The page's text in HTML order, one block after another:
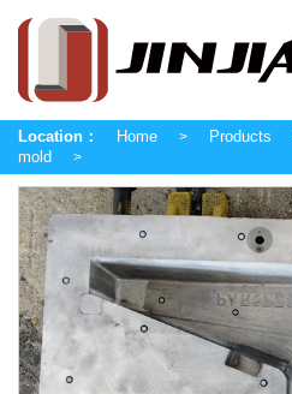
Location： Home > Products
mold
>